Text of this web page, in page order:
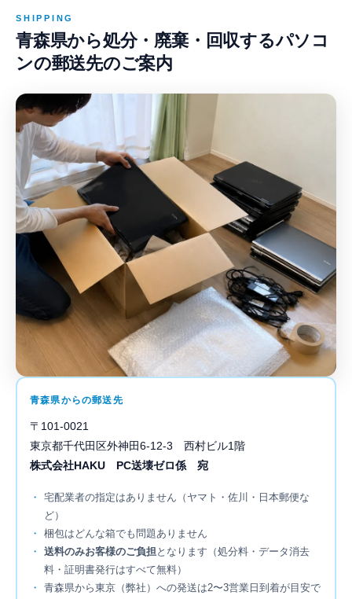
SHIPPING
青森県から処分・廃棄・回収するパソコ
ンの郵送先のご案内
青森県からの郵送先
〒101-0021
東京都千代田区外神田6-12-3 西村ビル1階
株式会社HAKU PC送壊ゼロ係 宛
宅配業者の指定はありません（ヤマト・佐川・日本郵便な
ど）
梱包はどんな箱でも問題ありません
送料のみお客様のご負担となります（処分料・データ消去
料・証明書発行はすべて無料）
青森県から東京（弊社）への発送は2〜3営業日到着が目安で